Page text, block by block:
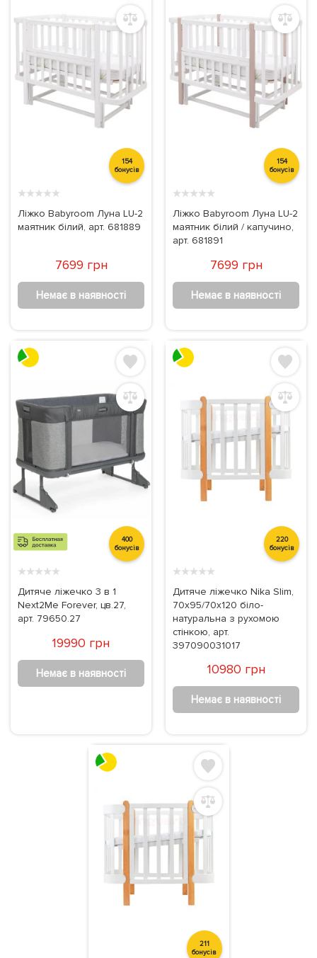
154
бонусів
★★★★★
Ліжко Babyroom Луна LU-2
маятник білий, арт. 681889
7699 грн
Немає в наявності
154
бонусів
★★★★★
Ліжко Babyroom Луна LU-2
маятник білий / капучино,
арт. 681891
7699 грн
Немає в наявності
400
бонусів
★★★★★
Дитяче ліжечко 3 в 1
Next2Me Forever, цв.27,
арт. 79650.27
19990 грн
Немає в наявності
220
бонусів
★★★★★
Дитяче ліжечко Nika Slim,
70х95/70х120 біло-
натуральна з рухомою
стінкою, арт.
397090031017
10980 грн
Немає в наявності
211
бонусів